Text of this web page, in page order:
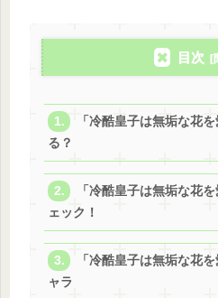
目次
「冷酷皇子は無垢な花
る？
「冷酷皇子は無垢な花
ェック！
「冷酷皇子は無垢な花
ャラ